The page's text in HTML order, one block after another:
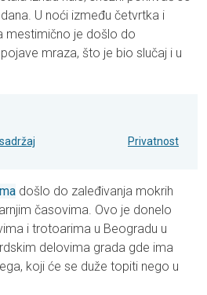
U noći između četvrtka i
mestimično je došlo do
mraza, što je bio slučaj i u
Privatnost
došlo do zaleđivanja mokrih
časovima. Ovo je donelo
i trotoarima u Beogradu u
delovima grada gde ima
koji će se duže topiti nego u